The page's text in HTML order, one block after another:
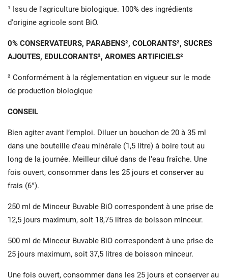
¹ Issu de l'agriculture biologique. 100% des ingrédients
d'origine agricole sont BiO.
0% CONSERVATEURS, PARABENS², COLORANTS², SUCRES
AJOUTES, EDULCORANTS², AROMES ARTIFICIELS²
² Conformément à la réglementation en vigueur sur le mode
de production biologique
CONSEIL
Bien agiter avant l’emploi. Diluer un bouchon de 20 à 35 ml
dans une bouteille d’eau minérale (1,5 litre) à boire tout au
long de la journée. Meilleur dilué dans de l’eau fraîche. Une
fois ouvert, consommer dans les 25 jours et conserver au
frais (6°).
250 ml de Minceur Buvable BiO correspondent à une prise de
12,5 jours maximum, soit 18,75 litres de boisson minceur.
500 ml de Minceur Buvable BiO correspondent à une prise de
25 jours maximum, soit 37,5 litres de boisson minceur.
Une fois ouvert, consommer dans les 25 jours et conserver au